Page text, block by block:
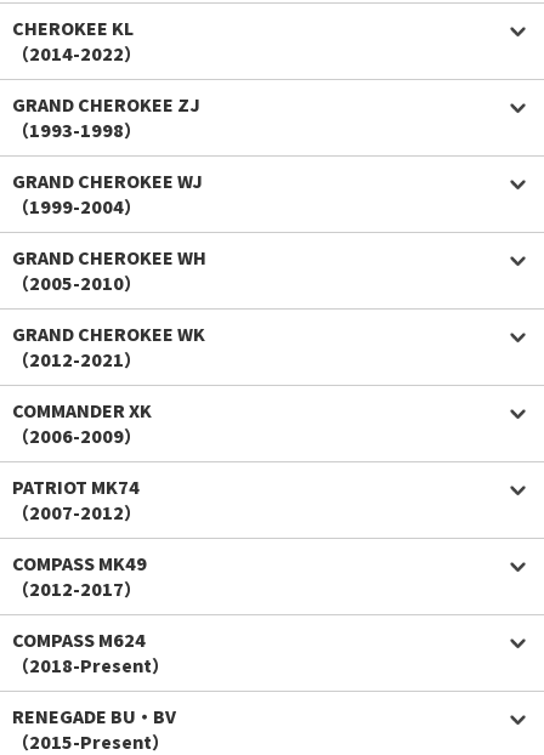
CHEROKEE KL
（2014-2022）
GRAND CHEROKEE ZJ
（1993-1998）
GRAND CHEROKEE WJ
（1999-2004）
GRAND CHEROKEE WH
（2005-2010）
GRAND CHEROKEE WK
（2012-2021）
COMMANDER XK
（2006-2009）
PATRIOT MK74
（2007-2012）
COMPASS MK49
（2012-2017）
COMPASS M624
（2018-Present）
RENEGADE BU・BV
（2015-Present）